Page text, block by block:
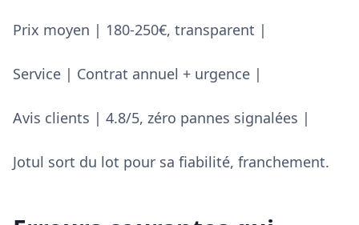
Prix moyen | 180-250€, transparent |
Service | Contrat annuel + urgence |
Avis clients | 4.8/5, zéro pannes signalées |
Jotul sort du lot pour sa fiabilité, franchement.